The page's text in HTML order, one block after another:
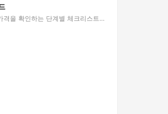
을 확인하는 단계별 체크리스트